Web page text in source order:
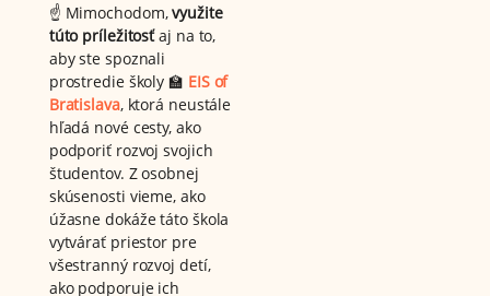
☝️ Mimochodom,využite
túto príležitosťaj na to,
aby ste spoznali
prostredie školy 🏫 EIS of
Bratislava, ktorá neustále
hľadá nové cesty, ako
podporiť rozvoj svojich
študentov. Z osobnej
skúsenosti vieme, ako
úžasne dokáže táto škola
vytvárať priestor pre
všestranný rozvoj detí,
ako podporuje ich